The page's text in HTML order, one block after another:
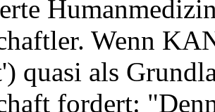
Wenn
quasi als
fordert: